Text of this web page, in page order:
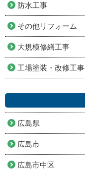
防水工事
その他リフォーム
大規模修繕工事
工場塗装・改修工事
広島県
広島市
広島市中区